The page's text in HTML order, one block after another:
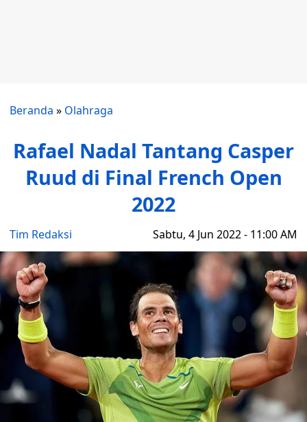
Beranda » Olahraga
Rafael Nadal Tantang Casper
Ruud di Final French Open
2022
Tim Redaksi Sabtu, 4 Jun 2022 - 11:00 AM